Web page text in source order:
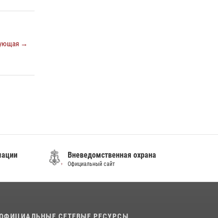
→
Вневедомственная охрана
Официальный сайт